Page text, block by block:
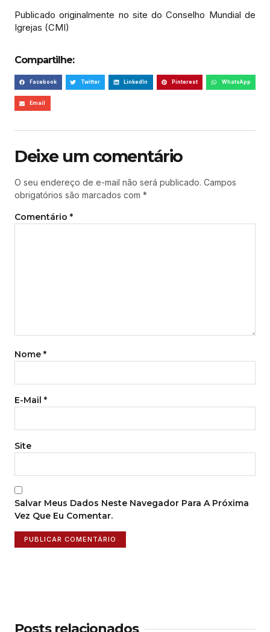
Publicado originalmente no site do Conselho Mundial de
Igrejas (CMI)
Compartilhe:
Facebook Twitter LinkedIn Pinterest WhatsApp
Email
Deixe um comentário
O seu endereço de e-mail não será publicado. Campos
obrigatórios são marcados com *
Comentário *
Nome *
E-Mail *
Site
Salvar Meus Dados Neste Navegador Para A Próxima
Vez Que Eu Comentar.
Posts relacionados